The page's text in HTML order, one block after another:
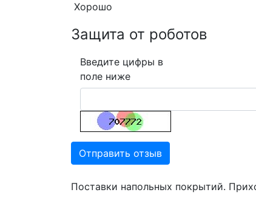
Хорошо
Защита от роботов
Введите цифры в
поле ниже
Отправить отзыв
Поставки напольных покрытий.